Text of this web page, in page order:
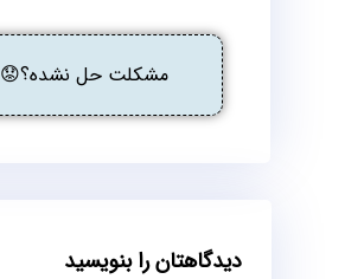
مشکلت حل
دیدگاهتان را بنویسید